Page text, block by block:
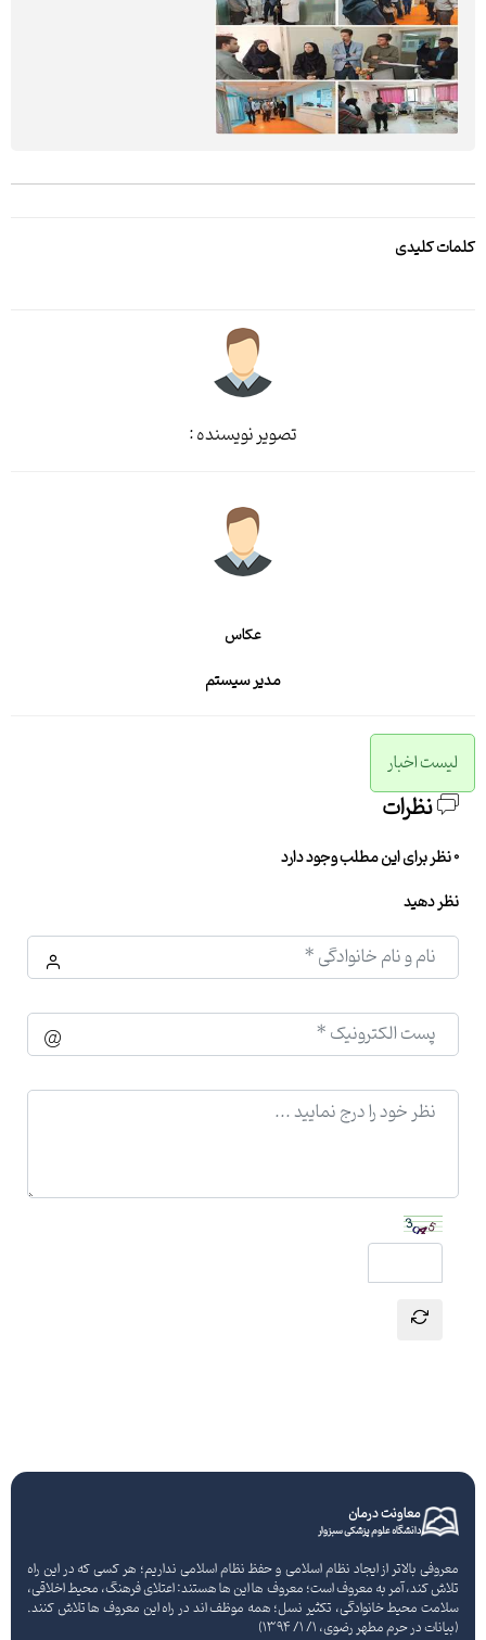
کلمات کلیدی
تصویر نویسنده :
عکاس
مدیر سیستم
لیست اخبار
نظرات
نظر دهید
معاونت درمان
دانشگاه علوم پزشکی سبزوار
معروفی بالاتر از ایجاد نظام اسلامی و حفظ نظام اسلامی نداریم؛ هر کسی که در این راه
تلاش کند، آمر به معروف است؛ معروف ها این ها هستند: اعتلای فرهنگ، محیط اخلاقی،
سلامت محیط خانوادگی، تکثیر نسل؛ همه موظف اند در راه این معروف ها تلاش کنند.
(بیانات در حرم مطهر رضوی، 1/ 1/ 1394)